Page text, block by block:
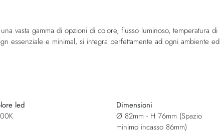
vasta gamma di opzioni di colore, flusso luminoso, temperatura di
essenziale e minimal, si integra perfettamente ad ogni ambiente ed
led
Dimensioni
Ø 82mm - H 76mm (Spazio
minimo incasso 86mm)